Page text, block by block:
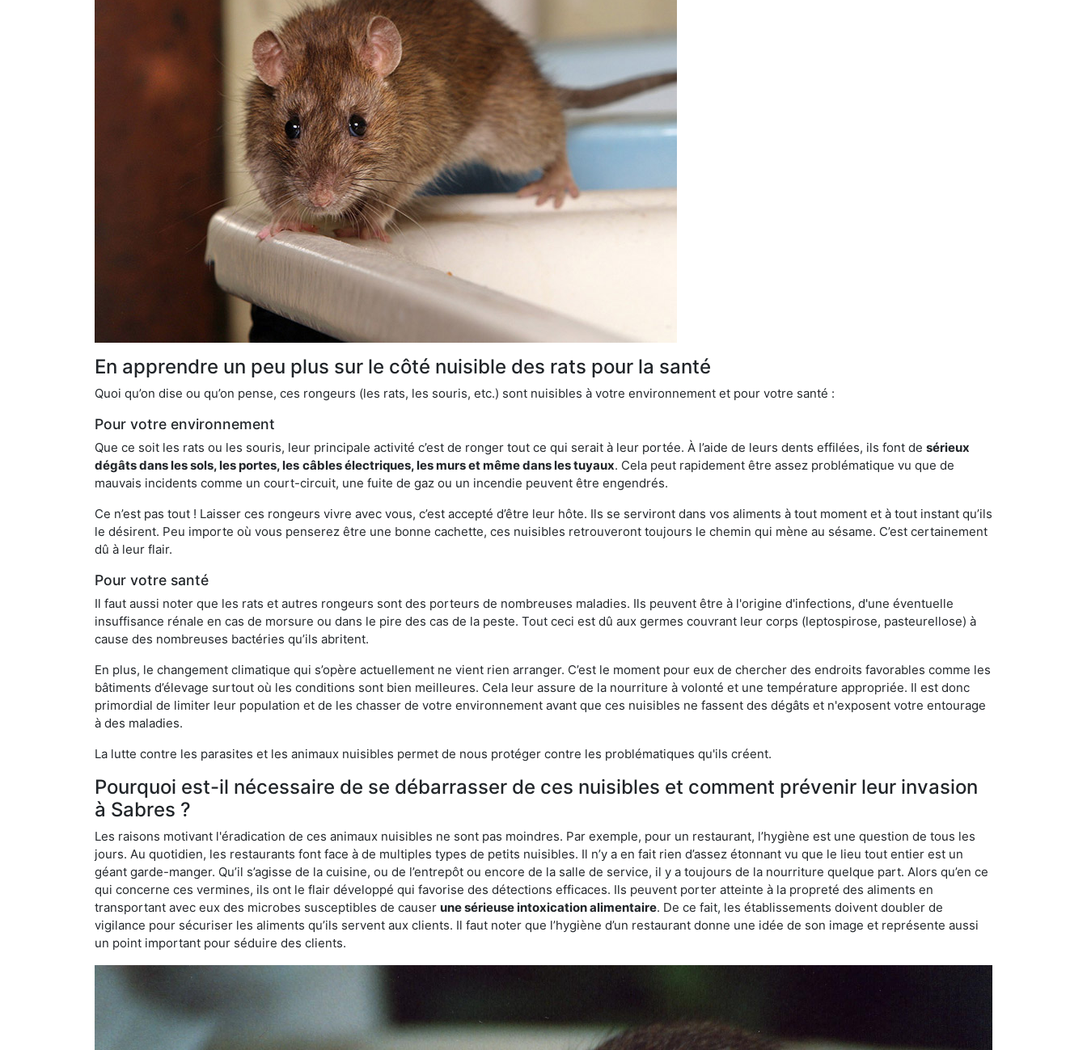
En apprendre un peu plus sur le côté nuisible des rats pour la santé
Quoi qu’on dise ou qu’on pense, ces rongeurs (les rats, les souris, etc.) sont nuisibles à votre environnement et pour votre santé :
Pour votre environnement
Que ce soit les rats ou les souris, leur principale activité c’est de ronger tout ce qui serait à leur portée. À l’aide de leurs dents effilées, ils font de sérieux
dégâts dans les sols, les portes, les câbles électriques, les murs et même dans les tuyaux. Cela peut rapidement être assez problématique vu que de
mauvais incidents comme un court-circuit, une fuite de gaz ou un incendie peuvent être engendrés.
Ce n’est pas tout ! Laisser ces rongeurs vivre avec vous, c’est accepté d’être leur hôte. Ils se serviront dans vos aliments à tout moment et à tout instant qu’ils
le désirent. Peu importe où vous penserez être une bonne cachette, ces nuisibles retrouveront toujours le chemin qui mène au sésame. C’est certainement
dû à leur flair.
Pour votre santé
Il faut aussi noter que les rats et autres rongeurs sont des porteurs de nombreuses maladies. Ils peuvent être à l'origine d'infections, d'une éventuelle
insuffisance rénale en cas de morsure ou dans le pire des cas de la peste. Tout ceci est dû aux germes couvrant leur corps (leptospirose, pasteurellose) à
cause des nombreuses bactéries qu’ils abritent.
En plus, le changement climatique qui s’opère actuellement ne vient rien arranger. C’est le moment pour eux de chercher des endroits favorables comme les
bâtiments d’élevage surtout où les conditions sont bien meilleures. Cela leur assure de la nourriture à volonté et une température appropriée. Il est donc
primordial de limiter leur population et de les chasser de votre environnement avant que ces nuisibles ne fassent des dégâts et n'exposent votre entourage
à des maladies.
La lutte contre les parasites et les animaux nuisibles permet de nous protéger contre les problématiques qu'ils créent.
Pourquoi est-il nécessaire de se débarrasser de ces nuisibles et comment prévenir leur invasion
à Sabres ?
Les raisons motivant l'éradication de ces animaux nuisibles ne sont pas moindres. Par exemple, pour un restaurant, l’hygiène est une question de tous les
jours. Au quotidien, les restaurants font face à de multiples types de petits nuisibles. Il n’y a en fait rien d’assez étonnant vu que le lieu tout entier est un
géant garde-manger. Qu’il s’agisse de la cuisine, ou de l’entrepôt ou encore de la salle de service, il y a toujours de la nourriture quelque part. Alors qu’en ce
qui concerne ces vermines, ils ont le flair développé qui favorise des détections efficaces. Ils peuvent porter atteinte à la propreté des aliments en
transportant avec eux des microbes susceptibles de causer une sérieuse intoxication alimentaire. De ce fait, les établissements doivent doubler de
vigilance pour sécuriser les aliments qu’ils servent aux clients. Il faut noter que l’hygiène d’un restaurant donne une idée de son image et représente aussi
un point important pour séduire des clients.